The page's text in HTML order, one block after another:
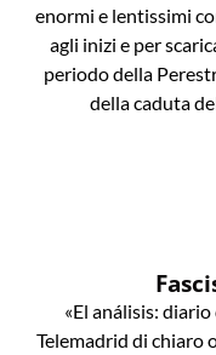
enormi e lentissimi
agli inizi e per
periodo della
della caduta
«El análisis:
Telemadrid di chiaro